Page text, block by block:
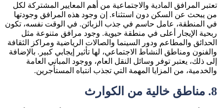
تعتبر المرافق المادية والاجتماعية من أهم المعايير المشتركة لكل
من يبحث عن السكن دون استثناء. إن وجود هذه المرافق وجودتها
في المنطقة، عامل حاسم في جذب الزبائن. في الوقت نفسه، تكون
ربحية الإيجار أعلى في منطقة حيوية. وجود مرافق متنوعة مثل
الحدائق والمطاعم ودور السينما والصالات الرياضية ومراكز الثقافة
والفنون ومناطق النشاط الاجتماعي، لها تأثير إيجابي كبير. بالإضافة
إلى ذلك، يعتبر توفر وسائل النقل العام، ووجود المباني العامة
والخدمية، من المزايا المهمة التي تجذب انتباه المستأجرين.
8. مناطق خالية من الكوارث